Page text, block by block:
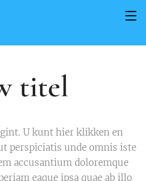
titel
U kunt hier klikken en
perspiciatis unde omnis iste
accusantium doloremque
eaque ipsa quae ab illo